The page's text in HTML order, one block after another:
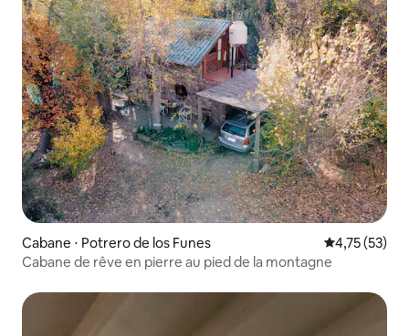
Cabane ⋅ Potrero de los Funes Évaluation
4,75 (53)
Cabane de rêve en pierre au pied de la montagne